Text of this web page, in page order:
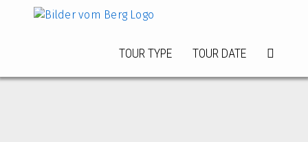
TOUR TYPE TOUR DATE